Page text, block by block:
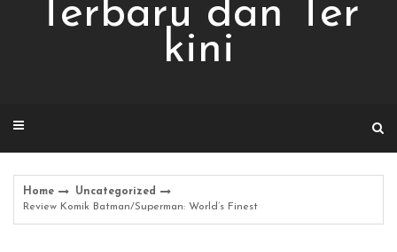
Terbaru dan Ter
kini
Home
Uncategorized
Review Komik Batman/Superman: World’s Finest